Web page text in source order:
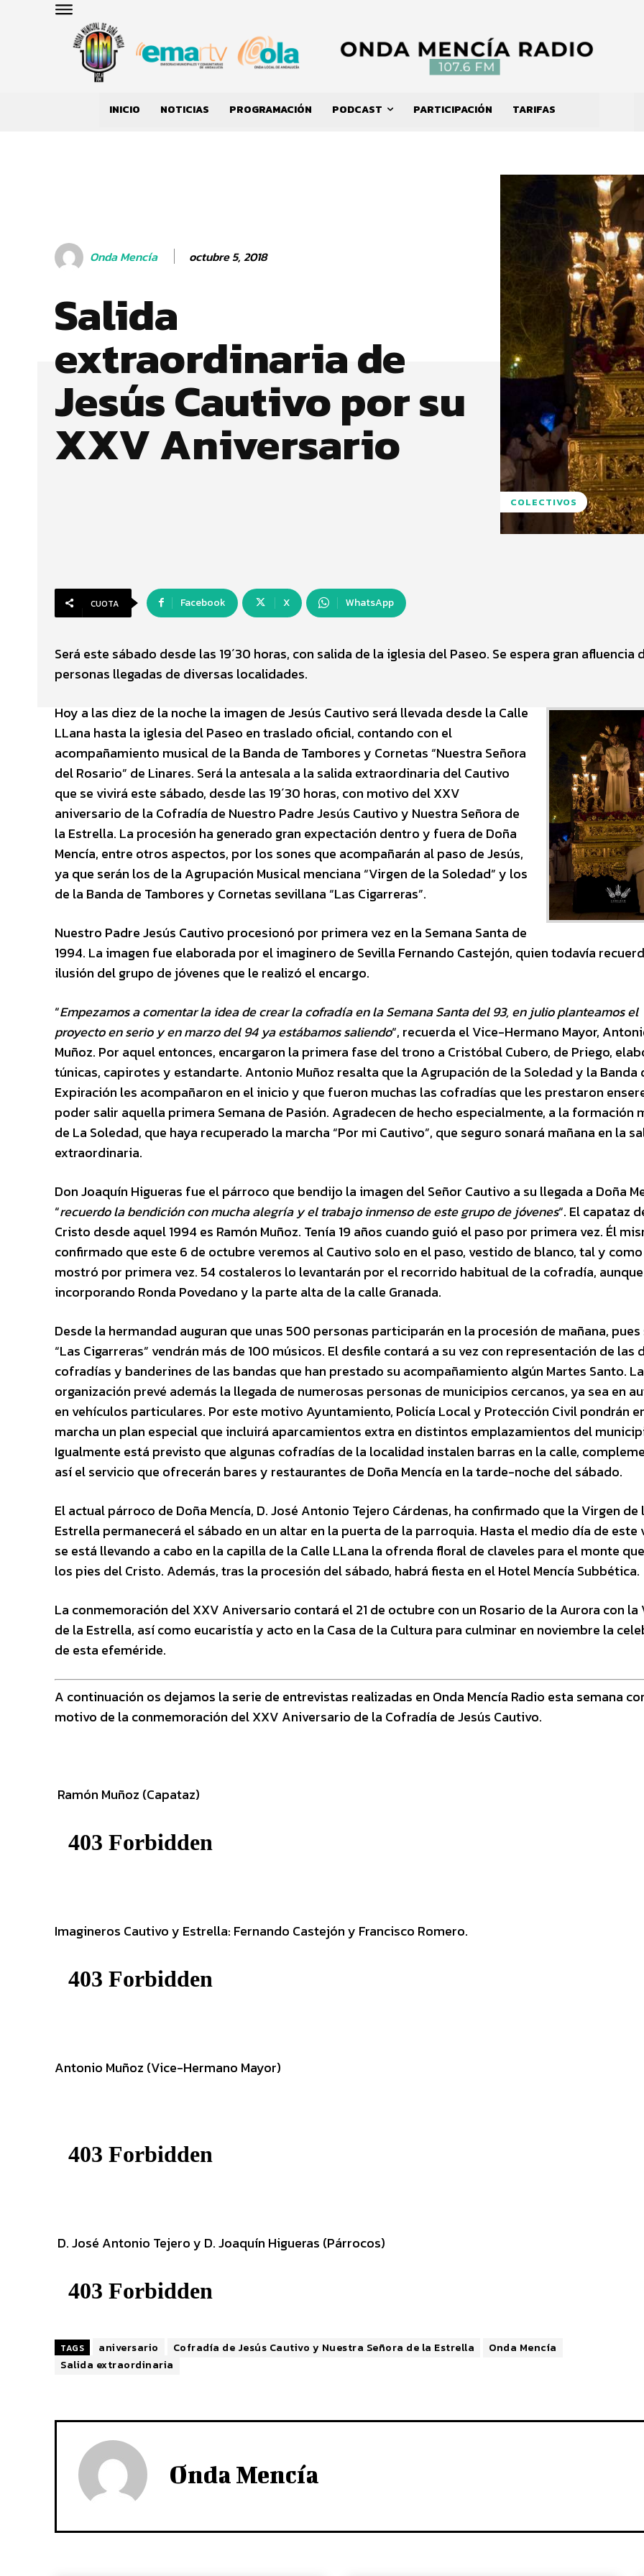
INICIO NOTICIAS PROGRAMACIÓN PODCAST PARTICIPACIÓN TARIFAS
Onda Mencía octubre 5, 2018
Salida
extraordinaria de
Jesús Cautivo por su
XXV Aniversario
COLECTIVOS
CUOTA Facebook X WhatsApp
Será este sábado desde las 19´30 horas, con salida de la iglesia del Paseo. Se espera gran afluencia
personas llegadas de diversas localidades.
Hoy a las diez de la noche la imagen de Jesús Cautivo será llevada desde la Calle
LLana hasta la iglesia del Paseo en traslado oficial, contando con el
acompañamiento musical de la Banda de Tambores y Cornetas “Nuestra Señora
del Rosario” de Linares. Será la antesala a la salida extraordinaria del Cautivo
que se vivirá este sábado, desde las 19´30 horas, con motivo del XXV
aniversario de la Cofradía de Nuestro Padre Jesús Cautivo y Nuestra Señora de
la Estrella. La procesión ha generado gran expectación dentro y fuera de Doña
Mencía, entre otros aspectos, por los sones que acompañarán al paso de Jesús,
ya que serán los de la Agrupación Musical menciana “Virgen de la Soledad” y los
de la Banda de Tambores y Cornetas sevillana “Las Cigarreras”.
Nuestro Padre Jesús Cautivo procesionó por primera vez en la Semana Santa de
1994. La imagen fue elaborada por el imaginero de Sevilla Fernando Castejón, quien todavía
ilusión del grupo de jóvenes que le realizó el encargo.
“Empezamos a comentar la idea de crear la cofradía en la Semana Santa del 93, en julio planteamos el
proyecto en serio y en marzo del 94 ya estábamos saliendo“, recuerda el Vice-Hermano Mayor,
Muñoz. Por aquel entonces, encargaron la primera fase del trono a Cristóbal Cubero, de Priego,
túnicas, capirotes y estandarte. Antonio Muñoz resalta que la Agrupación de la Soledad y la Banda
Expiración les acompañaron en el inicio y que fueron muchas las cofradías que les prestaron
poder salir aquella primera Semana de Pasión. Agradecen de hecho especialmente, a la formación
de La Soledad, que haya recuperado la marcha “Por mi Cautivo”, que seguro sonará mañana en la
extraordinaria.
Don Joaquín Higueras fue el párroco que bendijo la imagen del Señor Cautivo a su llegada a Doña
“recuerdo la bendición con mucha alegría y el trabajo inmenso de este grupo de jóvenes“. El capataz
Cristo desde aquel 1994 es Ramón Muñoz. Tenía 19 años cuando guió el paso por primera vez. Él
confirmado que este 6 de octubre veremos al Cautivo solo en el paso, vestido de blanco, tal y
mostró por primera vez. 54 costaleros lo levantarán por el recorrido habitual de la cofradía, aunque
incorporando Ronda Povedano y la parte alta de la calle Granada.
Desde la hermandad auguran que unas 500 personas participarán en la procesión de mañana,
“Las Cigarreras” vendrán más de 100 músicos. El desfile contará a su vez con representación de las
cofradías y banderines de las bandas que han prestado su acompañamiento algún Martes Santo. La
organización prevé además la llegada de numerosas personas de municipios cercanos, ya sea en
en vehículos particulares. Por este motivo Ayuntamiento, Policía Local y Protección Civil pondrán
marcha un plan especial que incluirá aparcamientos extra en distintos emplazamientos del
Igualmente está previsto que algunas cofradías de la localidad instalen barras en la calle,
así el servicio que ofrecerán bares y restaurantes de Doña Mencía en la tarde-noche del sábado.
El actual párroco de Doña Mencía, D. José Antonio Tejero Cárdenas, ha confirmado que la Virgen de
Estrella permanecerá el sábado en un altar en la puerta de la parroquia. Hasta el medio día de este
se está llevando a cabo en la capilla de la Calle LLana la ofrenda floral de claveles para el monte
los pies del Cristo. Además, tras la procesión del sábado, habrá fiesta en el Hotel Mencía Subbética.
La conmemoración del XXV Aniversario contará el 21 de octubre con un Rosario de la Aurora con la
de la Estrella, así como eucaristía y acto en la Casa de la Cultura para culminar en noviembre la
de esta efeméride.
A continuación os dejamos la serie de entrevistas realizadas en Onda Mencía Radio esta semana
motivo de la conmemoración del XXV Aniversario de la Cofradía de Jesús Cautivo.
Ramón Muñoz (Capataz)
Imagineros Cautivo y Estrella: Fernando Castejón y Francisco Romero.
Antonio Muñoz (Vice-Hermano Mayor)
D. José Antonio Tejero y D. Joaquín Higueras (Párrocos)
TAGS aniversario Cofradía de Jesús Cautivo y Nuestra Señora de la Estrella
Onda Mencía
Salida extraordinaria
Onda Mencía